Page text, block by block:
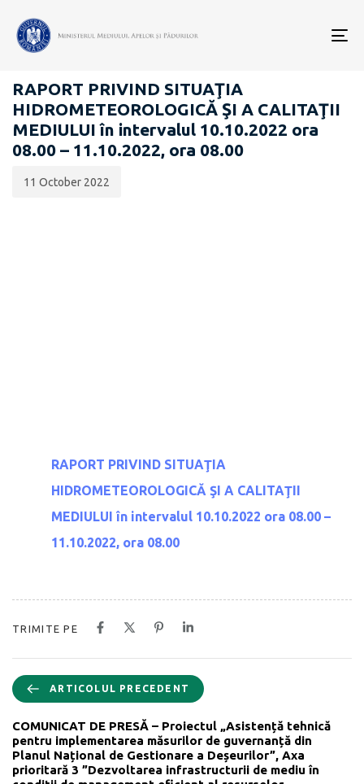
RAPOARTE ZILNICE STAREA MEDIULUI
RAPORT PRIVIND SITUAŢIA
HIDROMETEOROLOGICĂ ŞI A CALITAŢII
MEDIULUI în intervalul 10.10.2022 ora
08.00 – 11.10.2022, ora 08.00
publicării:
11 October 2022
RAPORT PRIVIND SITUAŢIA
HIDROMETEOROLOGICĂ ŞI A CALITAŢII
MEDIULUI în intervalul 10.10.2022 ora 08.00 –
11.10.2022, ora 08.00
TRIMITE PE
ARTICOLUL PRECEDENT
COMUNICAT DE PRESĂ – Proiectul „Asistență tehnică
pentru implementarea măsurilor de guvernanță din
Planul Național de Gestionare a Deșeurilor”, Axa
prioritară 3 ”Dezvoltarea infrastructurii de mediu în